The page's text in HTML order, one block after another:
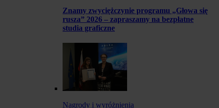
Znamy zwyciężczynie programu „Głowa się
rusza” 2026 – zapraszamy na bezpłatne
studia graficzne
Nagrody i wyróżnienia